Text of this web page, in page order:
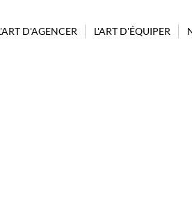
D'AGENCER L'ART D'ÉQUIPER